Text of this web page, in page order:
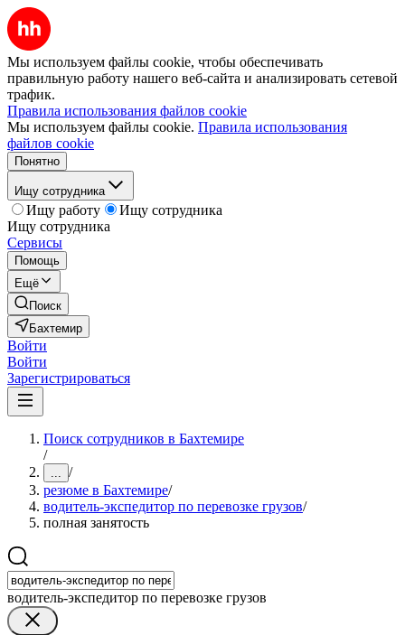
Мы используем файлы cookie, чтобы обеспечивать
правильную работу нашего веб-сайта и анализировать сетевой
трафик.
Правила использования файлов cookie
Мы используем файлы cookie. Правила использования
файлов cookie
Понятно
Ищу сотрудника
Ищу работу
Ищу сотрудника
Ищу сотрудника
Сервисы
Помощь
Ещё
Поиск
Бахтемир
Войти
Войти
Зарегистрироваться
Поиск сотрудников в Бахтемире
/
... /
резюме в Бахтемире/
водитель-экспедитор по перевозке грузов/
полная занятость
водитель-экспедитор по перевозке грузов